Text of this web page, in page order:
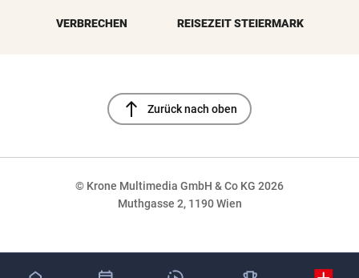
VERBRECHEN REISEZEIT STEIERMARK
north Zurück nach oben
© Krone Multimedia GmbH & Co KG 2026
Muthgasse 2, 1190 Wien
NaN%